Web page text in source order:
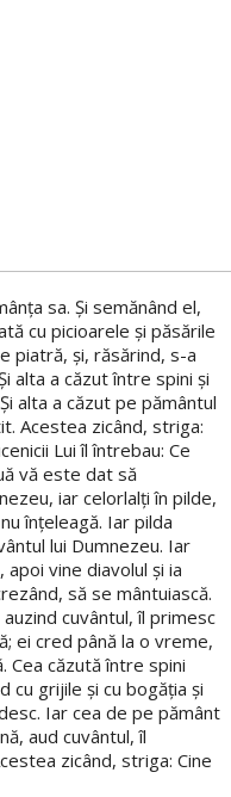
sa. Şi semănând el,
cu picioarele şi păsările
piatră, şi, răsărind, s-a
alta a căzut între spini şi
alta a căzut pe pământul
Acestea zicând, striga:
Lui îl întrebau: Ce
vă este dat să
iar celorlalţi în pilde,
înţeleagă. Iar pilda
lui Dumnezeu. Iar
vine diavolul şi ia
să se mântuiască.
cuvântul, îl primesc
ei cred până la o vreme,
Cea căzută între spini
cu grijile şi cu bogăţia şi
Iar cea de pe pământ
aud cuvântul, îl
zicând, striga: Cine